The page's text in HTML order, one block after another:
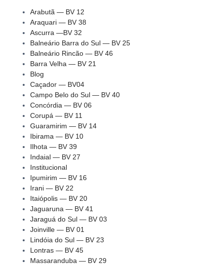
Arabutã — BV 12
Araquari — BV 38
Ascurra —BV 32
Balneário Barra do Sul — BV 25
Balneário Rincão — BV 46
Barra Velha — BV 21
Blog
Caçador — BV04
Campo Belo do Sul — BV 40
Concórdia — BV 06
Corupá — BV 11
Guaramirim — BV 14
Ibirama — BV 10
Ilhota — BV 39
Indaial — BV 27
Institucional
Ipumirim — BV 16
Irani — BV 22
Itaiópolis — BV 20
Jaguaruna — BV 41
Jaraguá do Sul — BV 03
Joinville — BV 01
Lindóia do Sul — BV 23
Lontras — BV 45
Massaranduba — BV 29